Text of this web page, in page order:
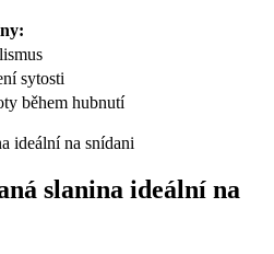
sytosti
během hubnutí
slanina ideální na